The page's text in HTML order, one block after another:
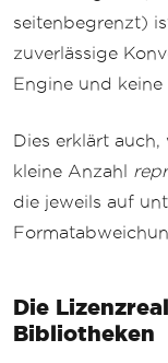
seitenbegrenzt)
zuverlässige
Engine und
Dies erklärt
kleine Anzahl
die jeweils auf
Die
Bibliotheken